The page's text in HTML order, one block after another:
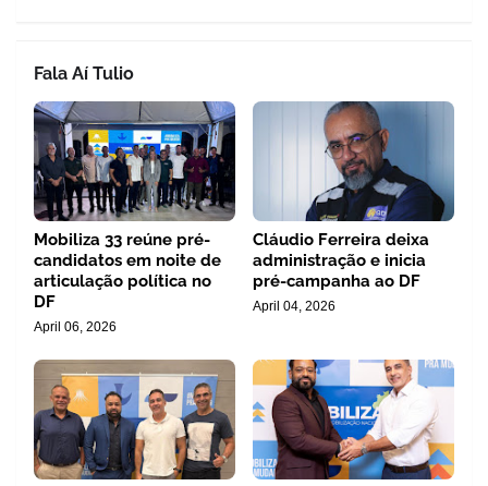
Fala Aí Tulio
Mobiliza 33 reúne pré-
candidatos em noite de
articulação política no
DF
April 06, 2026
Cláudio Ferreira deixa
administração e inicia
pré-campanha ao DF
April 04, 2026